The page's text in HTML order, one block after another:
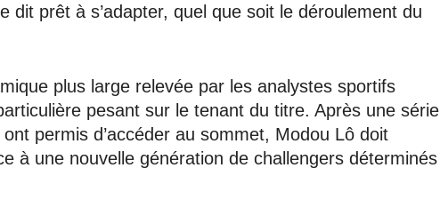
dit prêt à s’adapter, quel que soit le déroulement du
plus large relevée par les analystes sportifs
pesant sur le tenant du titre. Après une série
permis d’accéder au sommet, Modou Lô doit
à une nouvelle génération de challengers déterminés